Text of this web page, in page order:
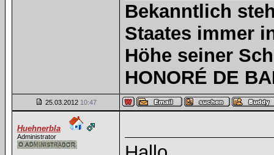
Bekanntlich
Staates immer
Höhe seiner
HONORÉ DE
25.03.2012 10:47
Huehnerbla
Administrator